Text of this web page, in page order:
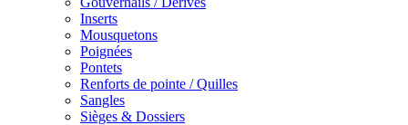
Inserts
Mousquetons
Poignées
Pontets
Renforts de pointe / Quilles
Sangles
Sièges & Dossiers